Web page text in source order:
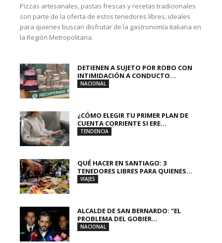
Pizzas artesanales, pastas frescas y recetas tradicionales
son parte de la oferta de estos tenedores libres, ideales
para quienes buscan disfrutar de la gastronomía italiana en
la Región Metropolitana.
DETIENEN A SUJETO POR ROBO CON
INTIMIDACIÓN A CONDUCTO...
NACIONAL
¿CÓMO ELEGIR TU PRIMER PLAN DE
CUENTA CORRIENTE SI ERE...
TENDENCIA
QUÉ HACER EN SANTIAGO: 3
TENEDORES LIBRES PARA QUIENES...
VIAJES
ALCALDE DE SAN BERNARDO: “EL
PROBLEMA DEL GOBIER...
NACIONAL